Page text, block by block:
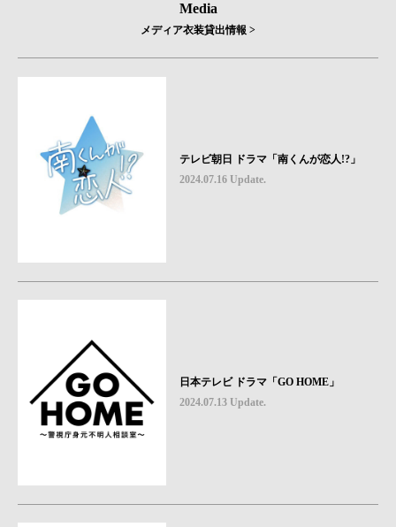
Media
メディア衣装貸出情報 >
テレビ朝日 ドラマ「南くんが恋人!?」
2024.07.16 Update.
日本テレビ ドラマ「GO HOME」
2024.07.13 Update.